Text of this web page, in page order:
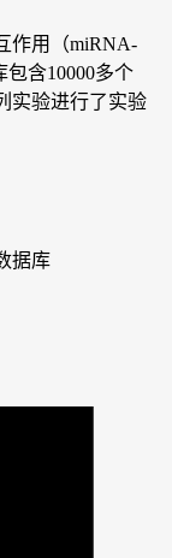
作用（miRNA-
包含10000多个
实验进行了实验
据库